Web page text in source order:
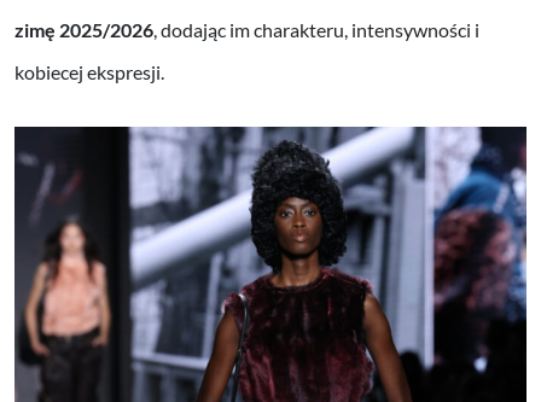
zimę 2025/2026 , dodając im charakteru, intensywności i
kobiecej ekspresji.